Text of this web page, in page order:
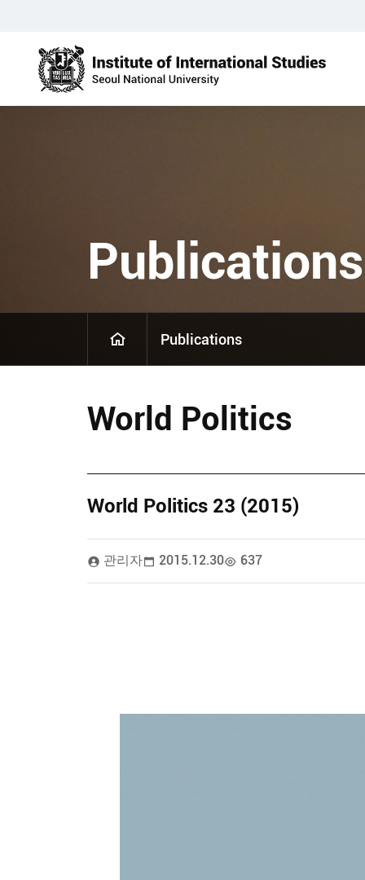
Publications
Publications
World Politics
World Politics 23 (2015)
관리자 2015.12.30 637